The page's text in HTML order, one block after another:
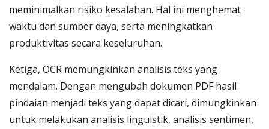
meminimalkan risiko kesalahan. Hal ini menghemat
waktu dan sumber daya, serta meningkatkan
produktivitas secara keseluruhan.
Ketiga, OCR memungkinkan analisis teks yang
mendalam. Dengan mengubah dokumen PDF hasil
pindaian menjadi teks yang dapat dicari, dimungkinkan
untuk melakukan analisis linguistik, analisis sentimen,